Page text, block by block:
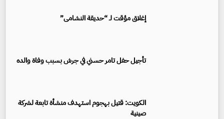
إغلاق مؤقت لـ “حديقة النشامى”
تأجيل حفل تامر حسني في جرش بسبب وفاة والده
الكويت: قتيل بهجوم استهدف منشأة تابعة لشركة
صينية